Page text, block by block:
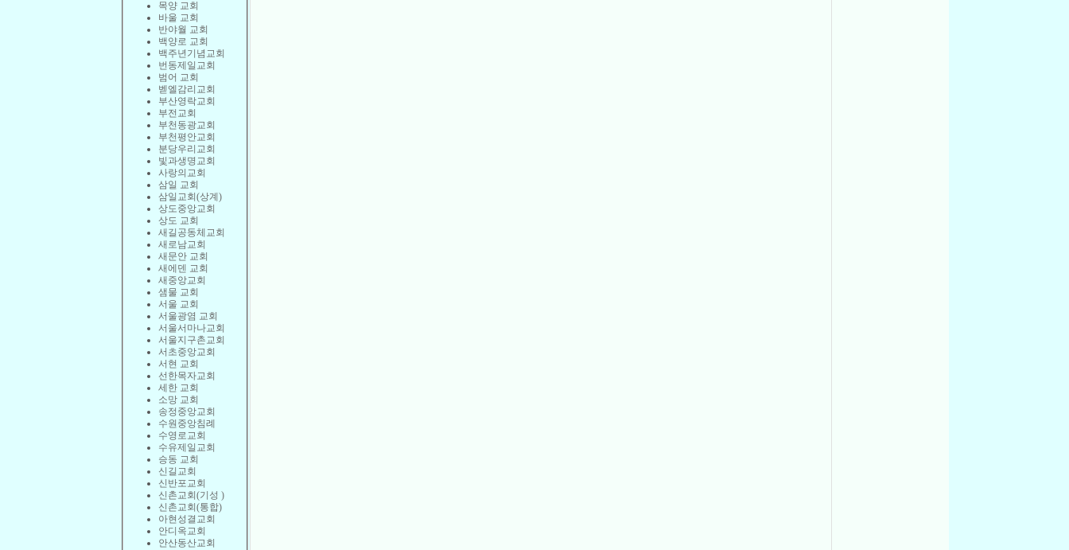
목양 교회
바울 교회
반야월 교회
백양로 교회
백주년기념교회
번동제일교회
범어 교회
벧엘감리교회
부산영락교회
부전교회
부천동광교회
부천평안교회
분당우리교회
빛과생명교회
사랑의교회
삼일 교회
삼일교회(상계)
상도중앙교회
상도 교회
새길공동체교회
새로남교회
새문안 교회
새에덴 교회
새중앙교회
샘물 교회
서울 교회
서울광염 교회
서울서마나교회
서울지구촌교회
서초중앙교회
서현 교회
선한목자교회
세한 교회
소망 교회
송정중앙교회
수원중앙침례
수영로교회
수유제일교회
승동 교회
신길교회
신반포교회
신촌교회(기성 )
신촌교회(통합)
아현성결교회
안디옥교회
안산동산교회